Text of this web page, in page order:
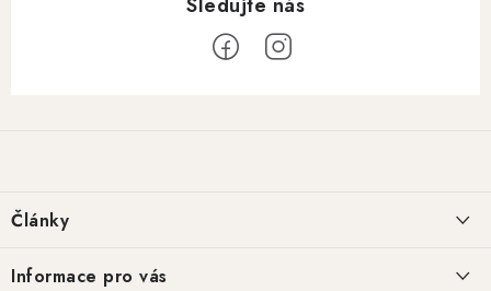
Články
Basketweave tooling: historie a regionální styly
Informace pro vás